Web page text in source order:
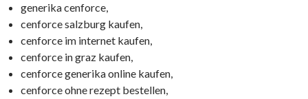
generika cenforce,
cenforce salzburg kaufen,
cenforce im internet kaufen,
cenforce in graz kaufen,
cenforce generika online kaufen,
cenforce ohne rezept bestellen,